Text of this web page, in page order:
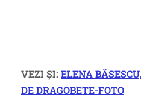
VEZI ȘI: ELENA
DE DRAGOBETE-FOTO